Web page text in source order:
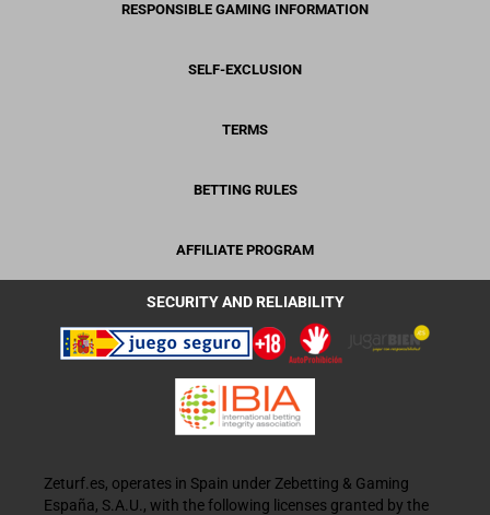
RESPONSIBLE GAMING INFORMATION
SELF-EXCLUSION
TERMS
BETTING RULES
AFFILIATE PROGRAM
SECURITY AND RELIABILITY
Zeturf.es, operates in Spain under Zebetting & Gaming
España, S.A.U., with the following licenses granted by the